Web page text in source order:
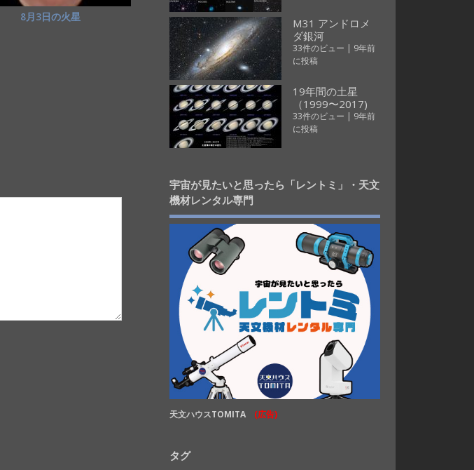
8月3日の火星
M31 アンドロメ
ダ銀河
33件のビュー | 9年前
に投稿
19年間の土星
（1999〜2017)
33件のビュー | 9年前
に投稿
宇宙が見たいと思ったら「レントミ」・天文
機材レンタル専門
天文ハウスTOMITA (広告)
タグ